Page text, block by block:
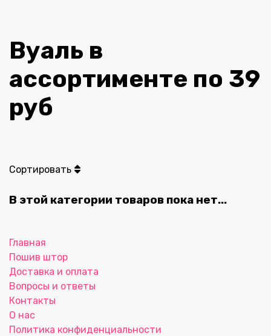
Вуаль в
ассортименте по 39
руб
Сортировать
В этой категории товаров пока нет...
Главная
Пошив штор
Доставка и оплата
Вопросы и ответы
Контакты
О нас
Политика конфиденциальности